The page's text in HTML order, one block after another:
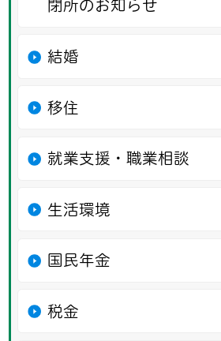
閉所のお知らせ
結婚
移住
就業支援・職業相談
生活環境
国民年金
税金